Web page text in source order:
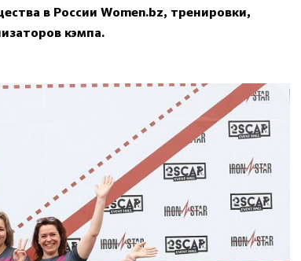
в России Women.bz, тренировки,
кэмпа.